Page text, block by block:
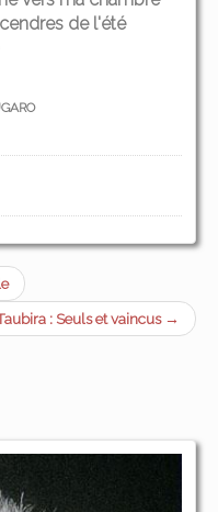
de l'été
: Seuls et vaincus →